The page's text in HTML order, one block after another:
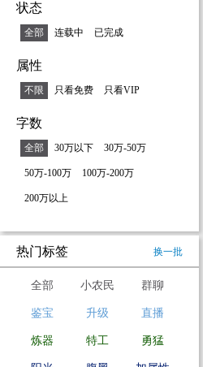
状态
全部 连载中 已完成
属性
不限 只看免费 只看VIP
字数
全部 30万以下 30万-50万
50万-100万 100万-200万
200万以上
热门标签 换一批
全部 小农民 群聊
鉴宝 升级 直播
炼器 特工 勇猛